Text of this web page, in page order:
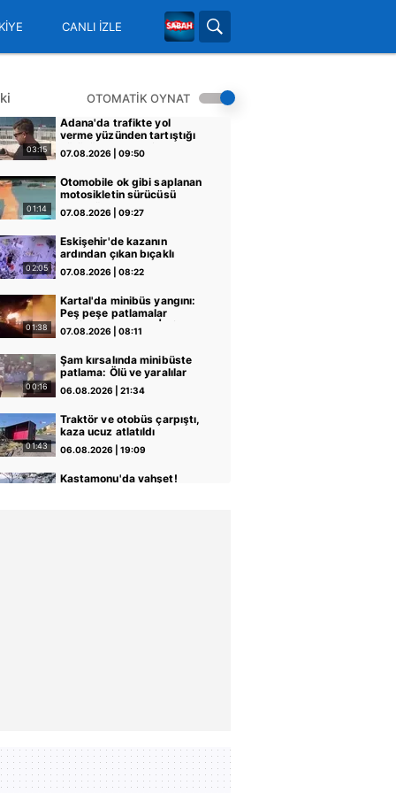
CANLI İZLE
OTOMATİK OYNAT
03:15
Adana'da trafikte yol
verme yüzünden tartıştığı
sürücüye testere ile
saldıran şüpheli tutuklandı
07.08.2026 | 09:50
01:14
Otomobile ok gibi saplanan
motosikletin sürücüsü
karşı yönden gelen aracın
altında kaldı! Korkunç anlar
07.08.2026 | 09:27
02:05
Eskişehir'de kazanın
ardından çıkan bıçaklı
kavga kameraya yansıdı: 2
yaralı | Video
07.08.2026 | 08:22
01:38
Kartal'da minibüs yangını:
Peş peşe patlamalar
paniğe neden oldu | Video
07.08.2026 | 08:11
00:16
Şam kırsalında minibüste
patlama: Ölü ve yaralılar
var
06.08.2026 | 21:34
01:43
Traktör ve otobüs çarpıştı,
kaza ucuz atlatıldı
06.08.2026 | 19:09
Kastamonu'da vahşet!
Kars'ta 4 kişinin
yaralandığı kaza